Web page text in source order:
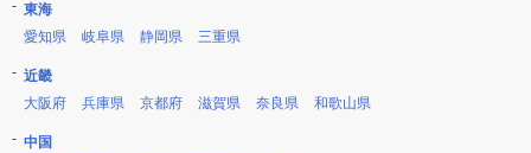
東海
愛知県
岐阜県 静岡県 三重県
近畿
大阪府
兵庫県 京都府 滋賀県 奈良県 和歌山県
中国